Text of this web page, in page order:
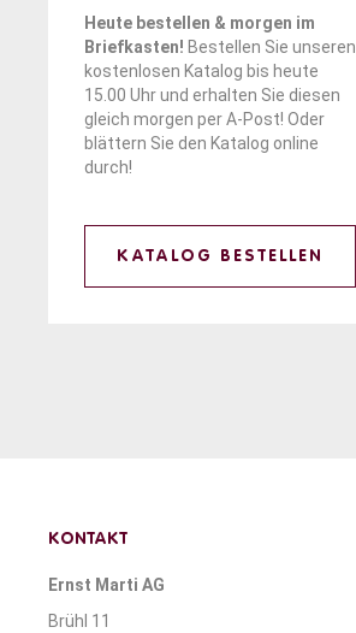
Heute bestellen & morgen im
Briefkasten! Bestellen Sie unseren
kostenlosen Katalog bis heute
15.00 Uhr und erhalten Sie diesen
gleich morgen per A-Post! Oder
blättern Sie den Katalog online
durch!
KATALOG BESTELLEN
KONTAKT
Ernst Marti AG
Brühl 11